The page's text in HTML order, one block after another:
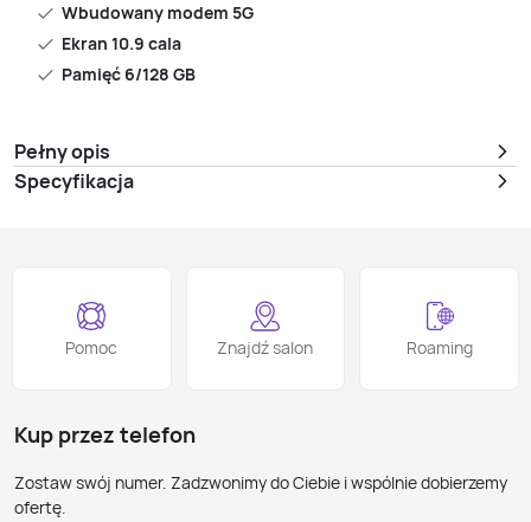
Wbudowany modem 5G
Ekran 10.9 cala
Pamięć 6/128 GB
Pełny opis
Specyfikacja
Pomoc Znajdź salon Roaming
Kup przez telefon
Zostaw swój numer. Zadzwonimy do Ciebie i wspólnie dobierzemy
ofertę.